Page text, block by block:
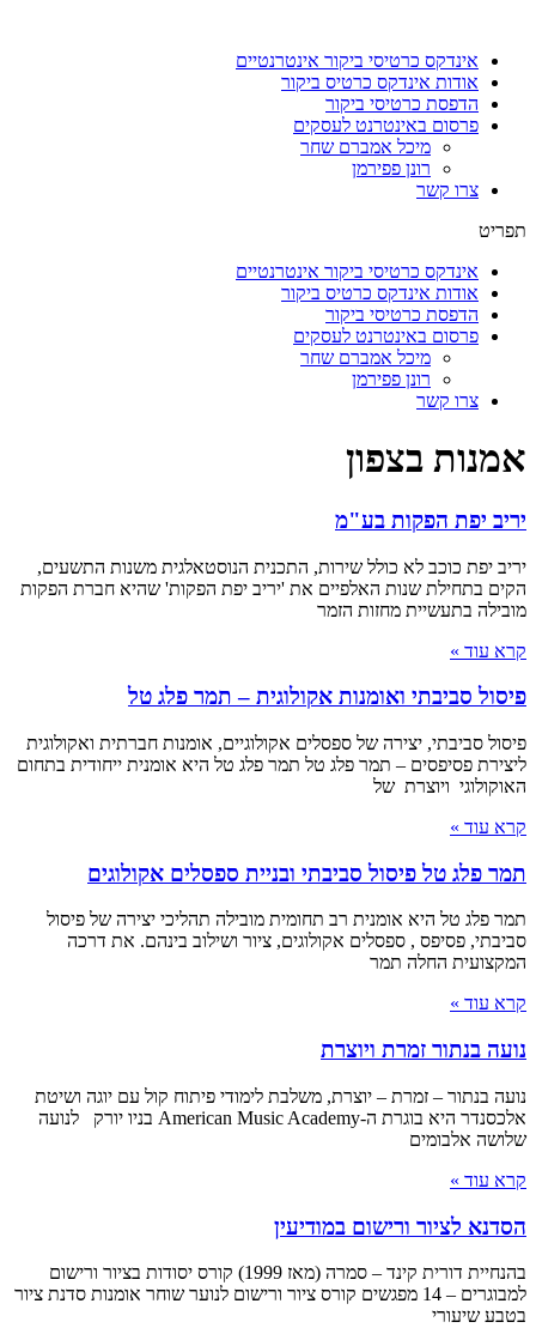
אינדקס כרטיסי ביקור אינטרנטיים
אודות אינדקס כרטיס ביקור
הדפסת כרטיסי ביקור
פרסום באינטרנט לעסקים
מיכל אמברם שחר
רונן פפירמן
צרו קשר
תפריט
אינדקס כרטיסי ביקור אינטרנטיים
אודות אינדקס כרטיס ביקור
הדפסת כרטיסי ביקור
פרסום באינטרנט לעסקים
מיכל אמברם שחר
רונן פפירמן
צרו קשר
אמנות בצפון
יריב יפת הפקות בע"מ
יריב יפת כוכב לא כולל שירות, התכנית הנוסטאלגית משנות התשעים,
הקים בתחילת שנות האלפיים את 'יריב יפת הפקות' שהיא חברת הפקות
מובילה בתעשיית מחזות הזמר
קרא עוד »
פיסול סביבתי ואומנות אקולוגית – תמר פלג טל
פיסול סביבתי, יצירה של ספסלים אקולוגיים, אומנות חברתית ואקולוגית
ליצירת פסיפסים – תמר פלג טל תמר פלג טל היא אומנית ייחודית בתחום
האוקולוגי ויוצרת של
קרא עוד »
תמר פלג טל פיסול סביבתי ובניית ספסלים אקולוגים
תמר פלג טל היא אומנית רב תחומית מובילה תהליכי יצירה של פיסול
סביבתי, פסיפס , ספסלים אקולוגים, ציור ושילוב בינהם. את דרכה
המקצועית החלה תמר
קרא עוד »
נועה בנתור זמרת ויוצרת
נועה בנתור – זמרת – יוצרת, משלבת לימודי פיתוח קול עם יוגה ושיטת
אלכסנדר היא בוגרת ה-American Music Academy בניו יורק לנועה
שלושה אלבומים
קרא עוד »
הסדנא לציור ורישום במודיעין
בהנחיית דורית קינד – סמרה (מאז 1999) קורס יסודות בציור ורישום
למבוגרים – 14 מפגשים קורס ציור ורישום לנוער שוחר אומנות סדנת ציור
בטבע שיעורי